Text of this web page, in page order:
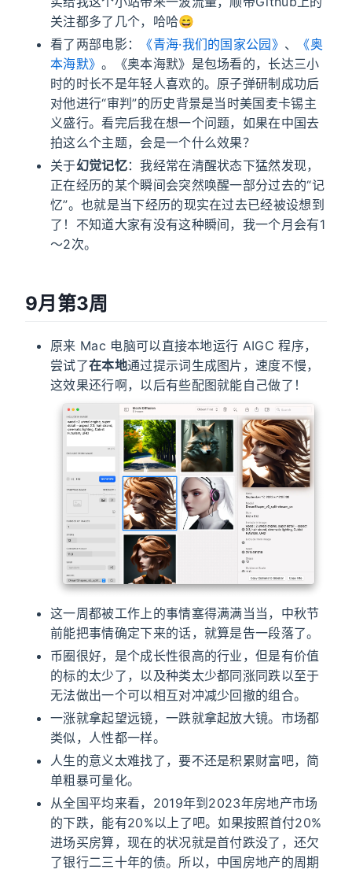
关注都多了几个，哈哈😄
看了两部电影：
《青海·我们的国家公园》 、
《奥
本海默》。《奥本海默》是包场看的，长达三小
时的时长不是年轻人喜欢的。原子弹研制成功后
对他进行“审判”的历史背景是当时美国麦卡锡主
义盛行。看完后我在想一个问题，如果在中国去
拍这么个主题，会是一个什么效果？
关于幻觉记忆：我经常在清醒状态下猛然发现，
正在经历的某个瞬间会突然唤醒一部分过去的“记
忆”。也就是当下经历的现实在过去已经被设想到
了！不知道大家有没有这种瞬间，我一个月会有1
～2次。
9月第3周
原来 Mac 电脑可以直接本地运行 AIGC 程序，
尝试了在本地通过提示词生成图片，速度不慢，
这效果还行啊，以后有些配图就能自己做了！
这一周都被工作上的事情塞得满满当当，中秋节
前能把事情确定下来的话，就算是告一段落了。
币圈很好，是个成长性很高的行业，但是有价值
的标的太少了，以及种类太少都同涨同跌以至于
无法做出一个可以相互对冲减少回撤的组合。
一涨就拿起望远镜，一跌就拿起放大镜。市场都
类似，人性都一样。
人生的意义太难找了，要不还是积累财富吧，简
单粗暴可量化。
从全国平均来看，2019年到2023年房地产市场
的下跌，能有20%以上了吧。如果按照首付20%
进场买房算，现在的状况就是首付跌没了，还欠
了银行二三十年的债。所以，中国房地产的周期